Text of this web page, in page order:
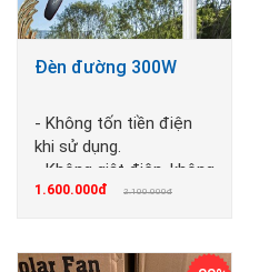
Đèn đường 300W
- Không tốn tiền điện
khi sử dụng.
- Không giật điện, không
cháy nổ
1.600.000đ 2.100.000đ